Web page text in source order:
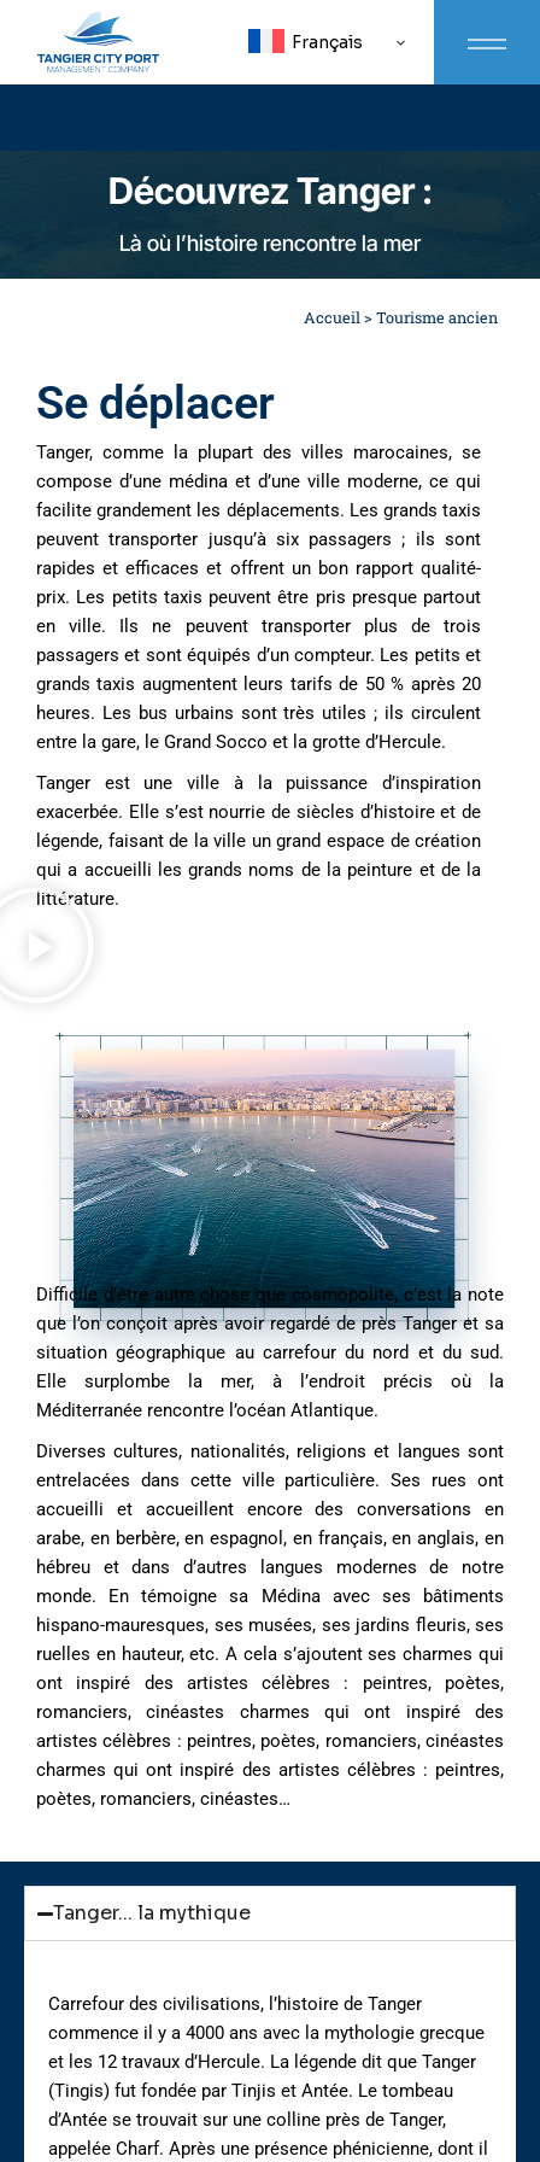
Français
Découvrez Tanger :
Là où l’histoire rencontre la mer
Accueil > Tourisme ancien
Se déplacer
Tanger, comme la plupart des villes marocaines, se
compose d’une médina et d’une ville moderne, ce qui
facilite grandement les déplacements. Les grands taxis
peuvent transporter jusqu’à six passagers ; ils sont
rapides et efficaces et offrent un bon rapport qualité-
prix. Les petits taxis peuvent être pris presque partout
en ville. Ils ne peuvent transporter plus de trois
passagers et sont équipés d’un compteur. Les petits et
grands taxis augmentent leurs tarifs de 50 % après 20
heures. Les bus urbains sont très utiles ; ils circulent
entre la gare, le Grand Socco et la grotte d’Hercule.
Tanger est une ville à la puissance d’inspiration
exacerbée. Elle s’est nourrie de siècles d’histoire et de
légende, faisant de la ville un grand espace de création
qui a accueilli les grands noms de la peinture et de la
littérature.
Difficile d’être autre chose que cosmopolite, c’est la note
que l’on conçoit après avoir regardé de près Tanger et sa
situation géographique au carrefour du nord et du sud.
Elle surplombe la mer, à l’endroit précis où la
Méditerranée rencontre l’océan Atlantique.
Diverses cultures, nationalités, religions et langues sont
entrelacées dans cette ville particulière. Ses rues ont
accueilli et accueillent encore des conversations en
arabe, en berbère, en espagnol, en français, en anglais, en
hébreu et dans d’autres langues modernes de notre
monde. En témoigne sa Médina avec ses bâtiments
hispano-mauresques, ses musées, ses jardins fleuris, ses
ruelles en hauteur, etc. A cela s’ajoutent ses charmes qui
ont inspiré des artistes célèbres : peintres, poètes,
romanciers, cinéastes charmes qui ont inspiré des
artistes célèbres : peintres, poètes, romanciers, cinéastes
charmes qui ont inspiré des artistes célèbres : peintres,
poètes, romanciers, cinéastes…
Tanger... la mythique
Carrefour des civilisations, l’histoire de Tanger
commence il y a 4000 ans avec la mythologie grecque
et les 12 travaux d’Hercule. La légende dit que Tanger
(Tingis) fut fondée par Tinjis et Antée. Le tombeau
d’Antée se trouvait sur une colline près de Tanger,
appelée Charf. Après une présence phénicienne, dont il